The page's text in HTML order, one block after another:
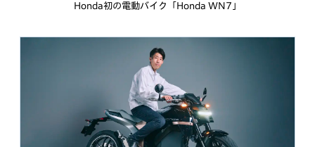
Honda初の電動バイク「Honda WN7」